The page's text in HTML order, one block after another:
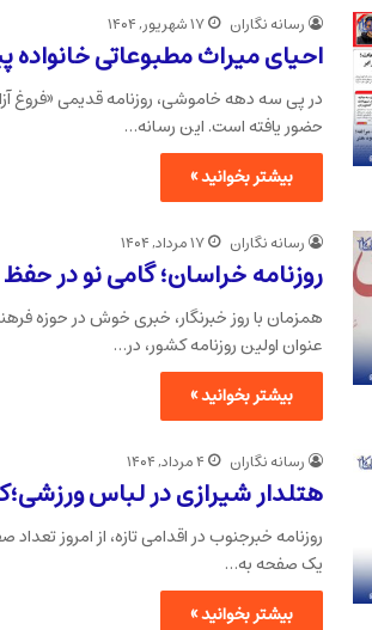
رسانه نگاران ۱۷ شهریور, ۱۴۰۴
احیای میراث مطبوعاتی
در پی سه دهه خاموشی، روزنامه قدیمی «فروغ
حضور یافته است. این رسانه…
بیشتر بخوانید »
رسانه نگاران ۱۷ مرداد, ۱۴۰۴
روزنامه خراسان؛ گامی نو در
همزمان با روز خبرنگار، خبری خوش در حوزه
عنوان اولین روزنامه کشور، در…
بیشتر بخوانید »
رسانه نگاران ۴ مرداد, ۱۴۰۴
هتلدار شیرازی در لباس
روزنامه خبرجنوب در اقدامی تازه، از امروز
یک صفحه به…
بیشتر بخوانید »